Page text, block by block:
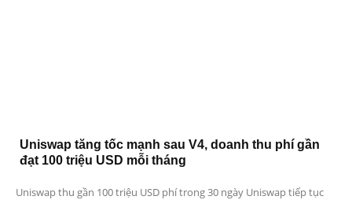
Uniswap tăng tốc mạnh sau V4, doanh thu phí gần
đạt 100 triệu USD mỗi tháng
Uniswap thu gần 100 triệu USD phí trong 30 ngày Uniswap tiếp tục